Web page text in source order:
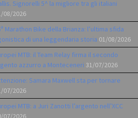
Signorelli 5^ la migliore tra gli italiani
08/2026
Marathon Bike della Brianza: l’ultima sfida
di una leggendaria storia 01/08/2026
MTB: il Team Relay firma il secondo
azzurro a Monteceneri 31/07/2026
Samara Maxwell sta per tornare
07/2026
MTB: a Juri Zanotti l’argento nell’XCC
07/2026